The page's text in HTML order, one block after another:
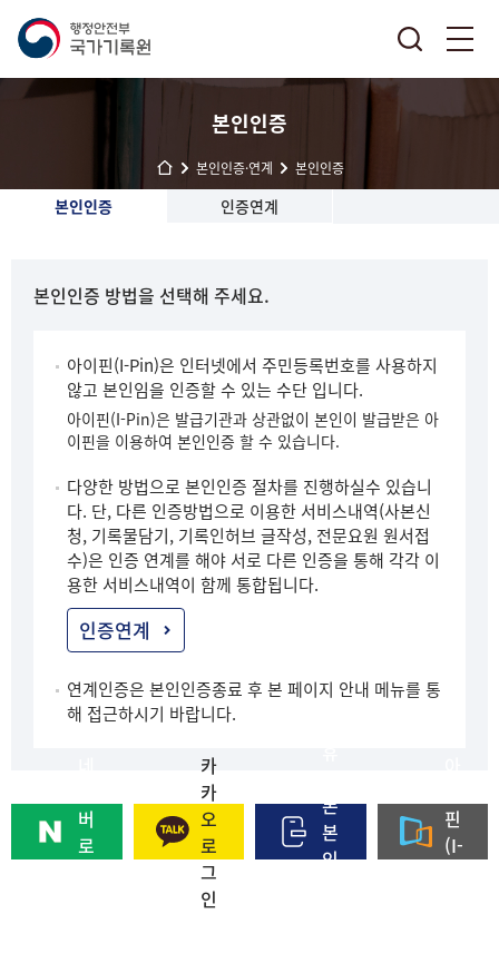
본인인증
본인인증·연계 본인인증
본인인증 인증연계
본인인증 방법을 선택해 주세요.
아이핀(I-Pin)은 인터넷에서 주민등록번호를 사용하지
않고 본인임을 인증할 수 있는 수단 입니다.
아이핀(I-Pin)은 발급기관과 상관없이 본인이 발급받은 아
이핀을 이용하여 본인인증 할 수 있습니다.
다양한 방법으로 본인인증 절차를 진행하실수 있습니
다. 단, 다른 인증방법으로 이용한 서비스내역(사본신
청, 기록물담기, 기록인허브 글작성, 전문요원 원서접
수)은 인증 연계를 해야 서로 다른 인증을 통해 각각 이
용한 서비스내역이 함께 통합됩니다.
인증연계
연계인증은 본인인증종료 후 본 페이지 안내 메뉴를 통
해 접근하시기 바랍니다.
버
로
카
카
오
로
그
인
폰
본
인
핀
(I-